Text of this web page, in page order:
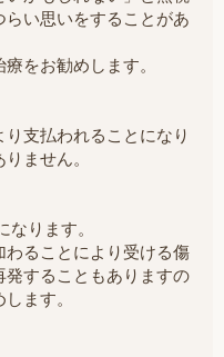
い思いをすることがあ
をお勧めします。
支払われることになり
ません。
ります。
ることにより受ける傷
することもありますの
ます。